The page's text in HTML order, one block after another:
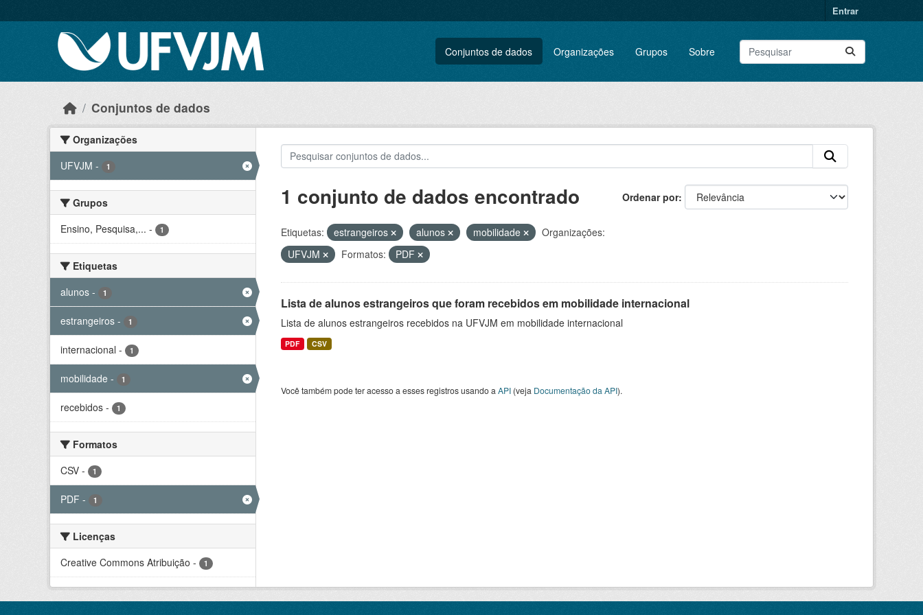
Entrar
Conjuntos de dados Organizações Grupos Sobre
Conjuntos de dados
Organizações
UFVJM - 1
Grupos
Ensino, Pesquisa,... - 1
Etiquetas
alunos - 1
estrangeiros - 1
internacional - 1
mobilidade - 1
recebidos - 1
Formatos
CSV - 1
PDF - 1
Licenças
Creative Commons Atribuição - 1
Ordenar por
1 conjunto de dados encontrado
Etiquetas: estrangeiros alunos mobilidade
Organizações:
UFVJM
Formatos: PDF
Lista de alunos estrangeiros que foram recebidos em mobilidade internacional
Lista de alunos estrangeiros recebidos na UFVJM em mobilidade internacional
PDF CSV
Você também pode ter acesso a esses registros usando a API(veja Documentação da API).